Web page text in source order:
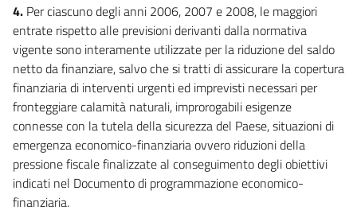
4. Per ciascuno degli anni 2006, 2007 e 2008, le maggiori
entrate rispetto alle previsioni derivanti dalla normativa
vigente sono interamente utilizzate per la riduzione del saldo
netto da finanziare, salvo che si tratti di assicurare la copertura
finanziaria di interventi urgenti ed imprevisti necessari per
fronteggiare calamità naturali, improrogabili esigenze
connesse con la tutela della sicurezza del Paese, situazioni di
emergenza economico-finanziaria ovvero riduzioni della
pressione fiscale finalizzate al conseguimento degli obiettivi
indicati nel Documento di programmazione economico-
finanziaria.